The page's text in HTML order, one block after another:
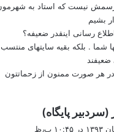
نیست که استاد به شهرمون
بشیم
رسانی اینقدر ضعیفه؟
شما . بلکه بقیه سایتهای
ضعیفند
هر صورت ممنون از زحماتتون
(سردبیر پایگاه)